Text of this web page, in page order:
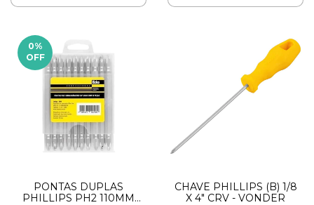
0%
OFF
PONTAS DUPLAS
PHILLIPS PH2 110MM
CHAVE PHILLIPS (B) 1/8
X 4" CRV - VONDER